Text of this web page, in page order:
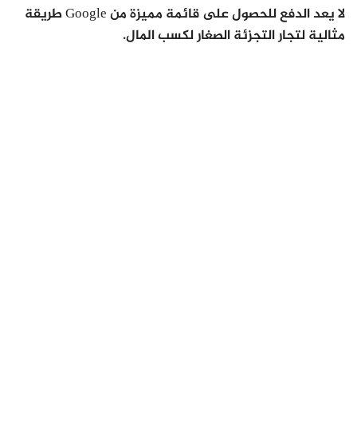
لا يعد الدفع للحصول على قائمة مميزة من Google طريقة
مثالية لتجار التجزئة الصغار لكسب المال.